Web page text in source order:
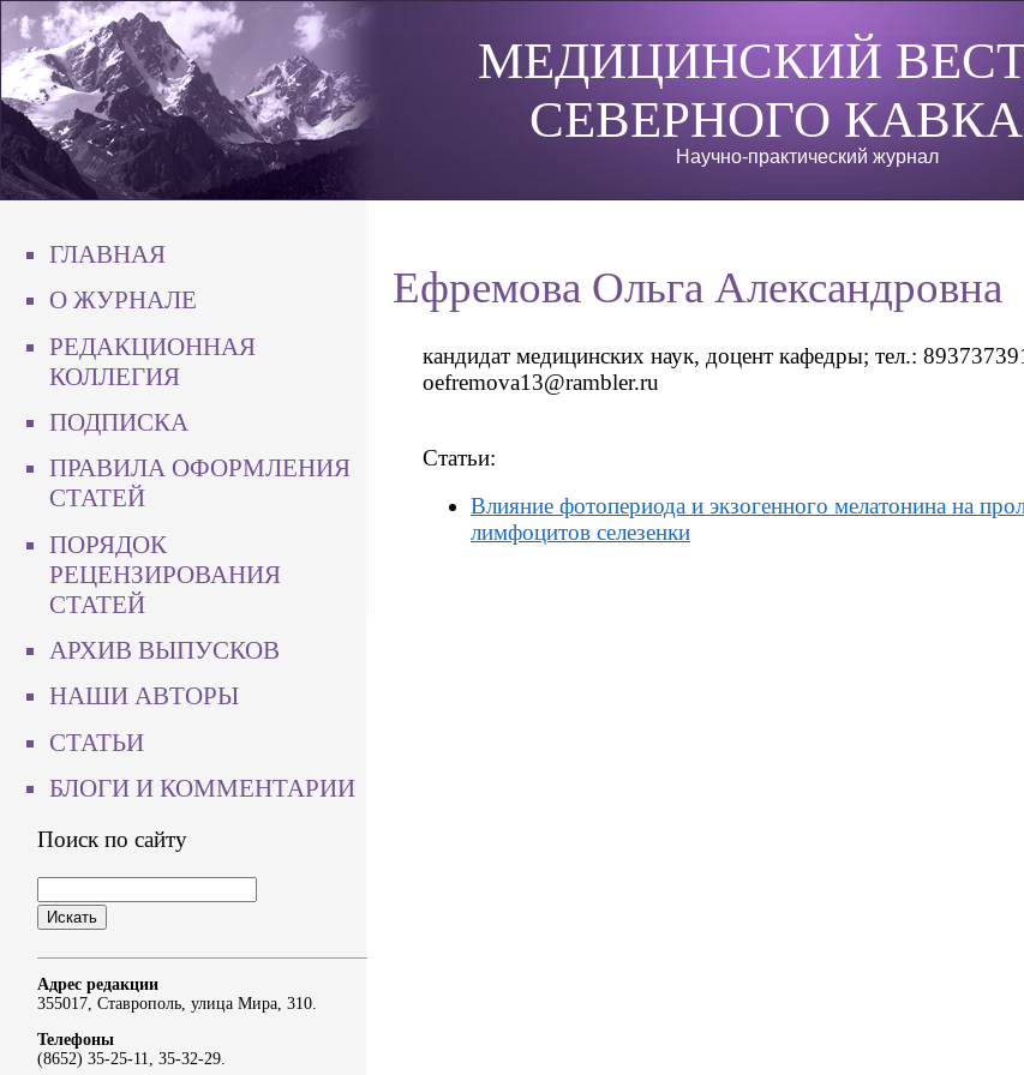
МЕДИЦИНСКИЙ
СЕВЕРНОГО
Научно-практический журнал
ГЛАВНАЯ
О ЖУРНАЛЕ
РЕДАКЦИОННАЯ
КОЛЛЕГИЯ
ПОДПИСКА
ПРАВИЛА ОФОРМЛЕНИЯ
СТАТЕЙ
ПОРЯДОК
РЕЦЕНЗИРОВАНИЯ
СТАТЕЙ
АРХИВ ВЫПУСКОВ
НАШИ АВТОРЫ
СТАТЬИ
БЛОГИ И КОММЕНТАРИИ
Поиск по сайту
Адрес редакции
355017, Ставрополь, улица Мира, 310.
Телефоны
(8652) 35-25-11, 35-32-29.
Ефремова Ольга Александровна
кандидат медицинских наук, доцент кафедры; тел.:
oefremova13@rambler.ru
Статьи:
Влияние фотопериода и экзогенного мелатонина на
лимфоцитов селезенки